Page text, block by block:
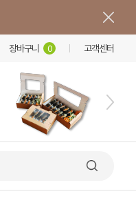
장바구니 0 고객센터